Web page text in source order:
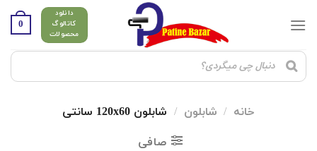
دانلود
کاتالوگ
محصولات
0
خانه / شابلون / شابلون 120x60 سانتی
صافی